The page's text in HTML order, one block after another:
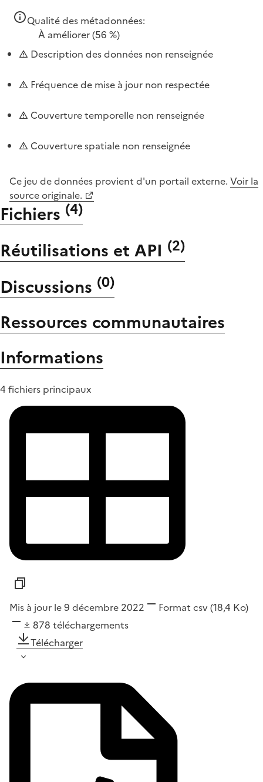
Qualité des métadonnées:
À améliorer(56 %)
Description des données non renseignée
Fréquence de mise à jour non respectée
Couverture temporelle non renseignée
Couverture spatiale non renseignée
Ce jeu de données provient d'un portail externe. Voir la
source originale.
Fichiers (4)
Réutilisations et API (2)
Discussions (0)
Ressources communautaires
Informations
4 fichiers principaux
Mis à jour le 9 décembre 2022 Format csv(18,4 Ko)
878 téléchargements
Télécharger